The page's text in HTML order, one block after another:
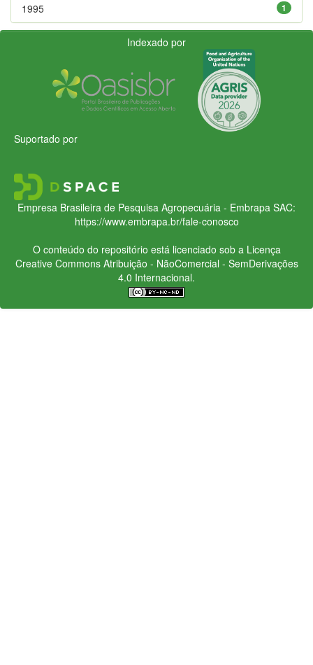
1
1995
Indexado por
Suportado por
Empresa Brasileira de Pesquisa Agropecuária - Embrapa SAC:
https://www.embrapa.br/fale-conosco
O conteúdo do repositório está licenciado sob a Licença
Creative CommonsAtribuição - NãoComercial - SemDerivações
4.0 Internacional.